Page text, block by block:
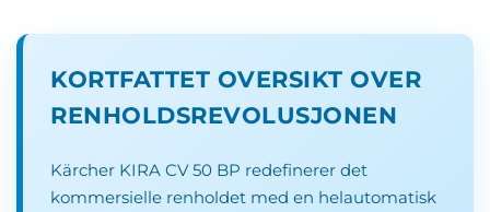
KORTFATTET OVERSIKT OVER
RENHOLDSREVOLUSJONEN
Kärcher KIRA CV 50 BP redefinerer det
kommersielle renholdet med en helautomatisk